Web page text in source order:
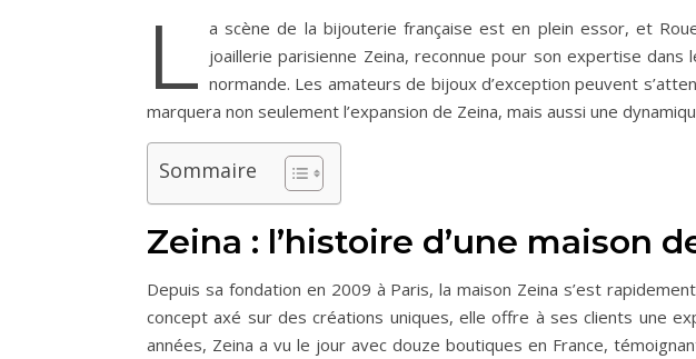
L a scène de la bijouterie française est en plein essor, et
joaillerie parisienne Zeina, reconnue pour son expertise
normande. Les amateurs de bijoux d’exception peuvent
marquera non seulement l’expansion de Zeina, mais aussi une
Sommaire
Zeina : l’histoire d’une maison
Depuis sa fondation en 2009 à Paris, la maison Zeina s’est
concept axé sur des créations uniques, elle offre à ses clients une
années, Zeina a vu le jour avec douze boutiques en France,